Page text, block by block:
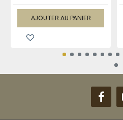
AJOUTER AU PANIER